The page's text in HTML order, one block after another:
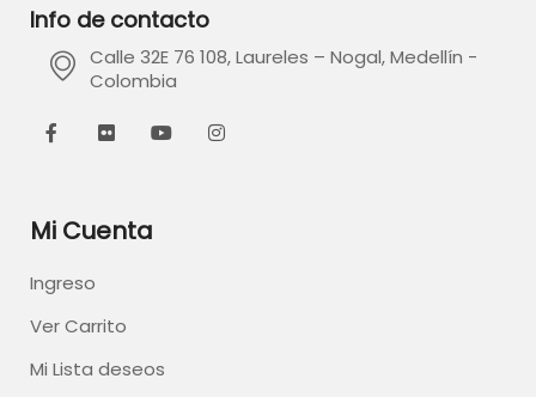
Info de contacto
Calle 32E 76 108, Laureles – Nogal, Medellín -
Colombia
Mi Cuenta
Ingreso
Ver Carrito
Mi Lista deseos